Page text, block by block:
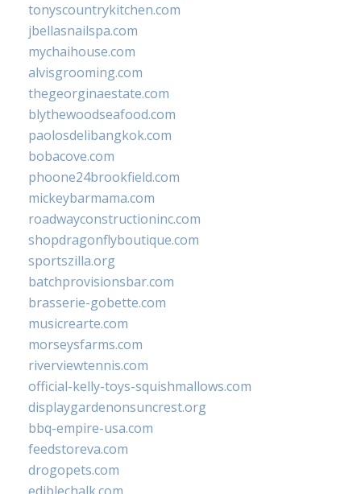
tonyscountrykitchen.com
jbellasnailspa.com
mychaihouse.com
alvisgrooming.com
thegeorginaestate.com
blythewoodseafood.com
paolosdelibangkok.com
bobacove.com
phoone24brookfield.com
mickeybarmama.com
roadwayconstructioninc.com
shopdragonflyboutique.com
sportszilla.org
batchprovisionsbar.com
brasserie-gobette.com
musicrearte.com
morseysfarms.com
riverviewtennis.com
official-kelly-toys-squishmallows.com
displaygardenonsuncrest.org
bbq-empire-usa.com
feedstoreva.com
drogopets.com